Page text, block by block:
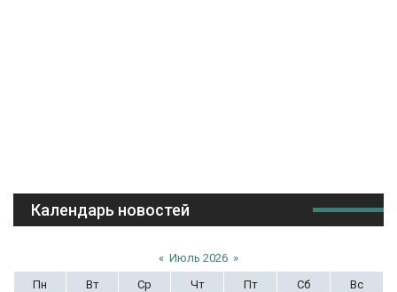
Календарь новостей
« Июль 2026 »
Пн
Вт Ср Чт Пт Сб Вс